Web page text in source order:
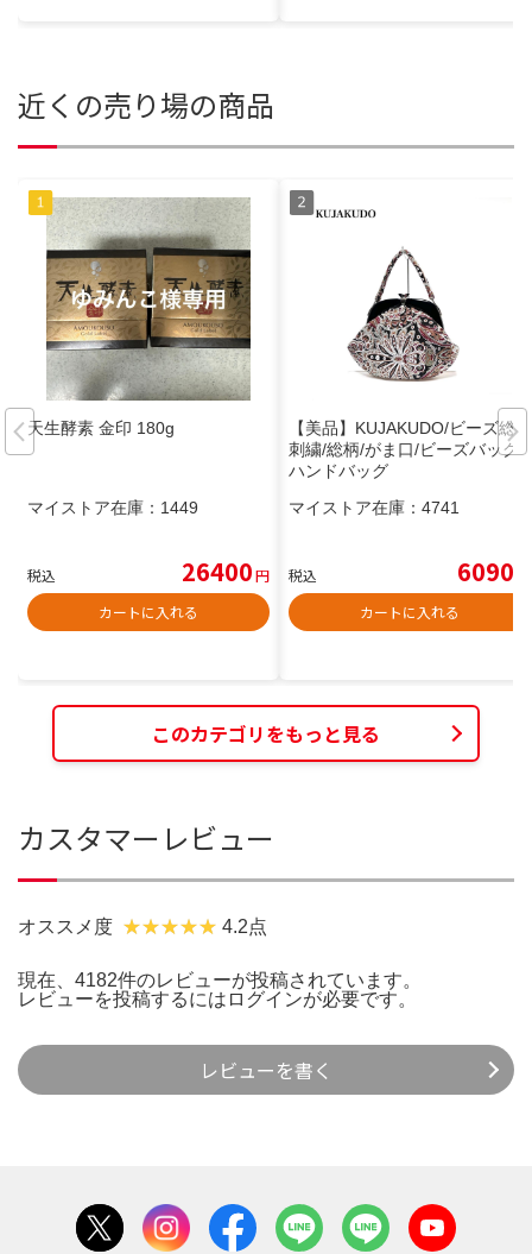
近くの売り場の商品
天生酵素 金印 180g
マイストア在庫： 1449
税込 26400円
カートに入れる
【美品】KUJAKUDO/ビーズ総
刺繍/総柄/がま口/ビーズバッグ
ハンドバッグ
マイストア在庫： 4741
税込 6090
カートに入れる
このカテゴリをもっと見る
カスタマーレビュー
オススメ度 4.2点
現在、4182件のレビューが投稿されています。
レビューを投稿するには ログインが必要です。
レビューを書く